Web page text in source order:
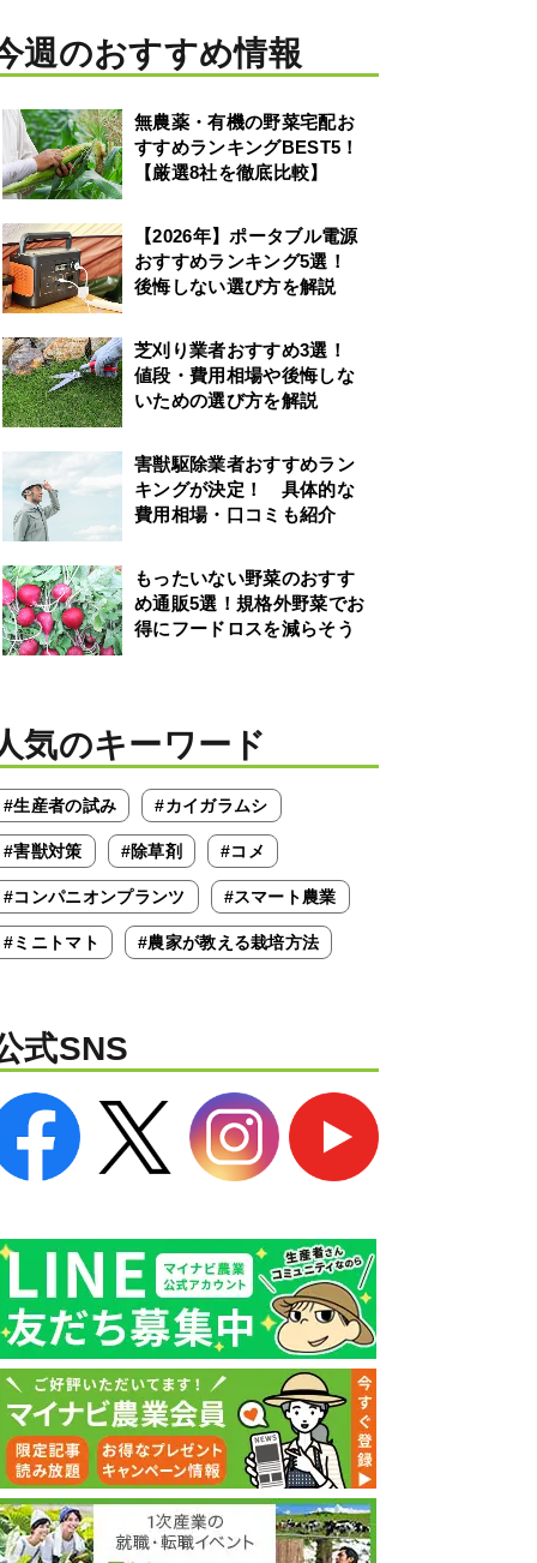
週のおすすめ情報
無農薬・有機の野菜宅配お
すすめランキングBEST5！
【厳選8社を徹底比較】
【2026年】ポータブル電源
おすすめランキング5選！
後悔しない選び方を解説
芝刈り業者おすすめ3選！
値段・費用相場や後悔しな
いための選び方を解説
害獣駆除業者おすすめラン
キングが決定！ 具体的な
費用相場・口コミも紹介
もったいない野菜のおすす
め通販5選！規格外野菜でお
得にフードロスを減らそう
気のキーワード
#生産者の試み #カイガラムシ
#害獣対策 #除草剤 #コメ
#コンパニオンプランツ #スマート農業
#ミニトマト #農家が教える栽培方法
式SNS